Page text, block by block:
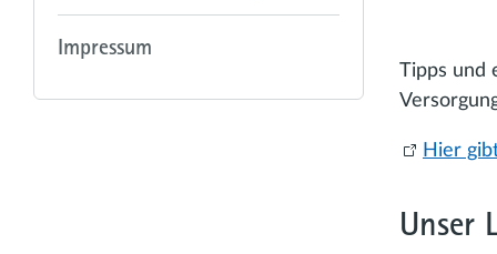
Impressum
Tipps und
Hier
Unser